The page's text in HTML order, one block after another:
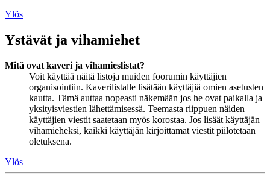
Ylös
Ystävät ja vihamiehet
Mitä ovat kaveri ja vihamieslistat?
Voit käyttää näitä listoja muiden foorumin käyttäjien
organisointiin. Kaverilistalle lisätään käyttäjiä omien asetusten
kautta. Tämä auttaa nopeasti näkemään jos he ovat paikalla ja
yksityisviestien lähettämisessä. Teemasta riippuen näiden
käyttäjien viestit saatetaan myös korostaa. Jos lisäät käyttäjän
vihamieheksi, kaikki käyttäjän kirjoittamat viestit piilotetaan
oletuksena.
Ylös